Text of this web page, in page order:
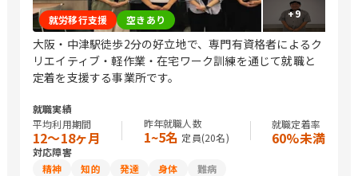
+9
就労移行支援 空きあり
大阪・中津駅徒歩2分の好立地で、専門有資格者によるク
リエイティブ・軽作業・在宅ワーク訓練を通じて就職と
定着を支援する事業所です。
就職実績
平均利用期間
12〜18ヶ月
昨年就職人数
1~5名 定員(20名)
就職定着率
60%未満
対応障害
精神
知的 発達 身体
難病